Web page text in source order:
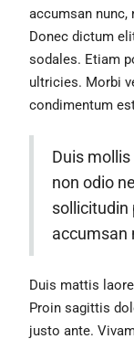
accumsan
Donec dictum
sodales. Etiam
ultricies. Morbi
condimentum
Duis
non odio
accumsan
Duis mattis
Proin sagittis
justo ante.